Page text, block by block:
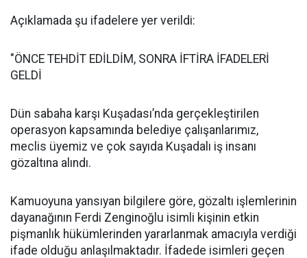
Açıklamada şu ifadelere yer verildi:
"ÖNCE TEHDİT EDİLDİM, SONRA İFTİRA İFADELERİ
GELDİ
Dün sabaha karşı Kuşadası’nda gerçekleştirilen
operasyon kapsamında belediye çalışanlarımız,
meclis üyemiz ve çok sayıda Kuşadalı iş insanı
gözaltına alındı.
Kamuoyuna yansıyan bilgilere göre, gözaltı işlemlerinin
dayanağının Ferdi Zenginoğlu isimli kişinin etkin
pişmanlık hükümlerinden yararlanmak amacıyla verdiği
ifade olduğu anlaşılmaktadır. İfadede isimleri geçen